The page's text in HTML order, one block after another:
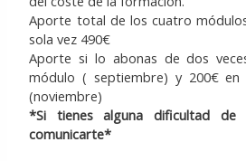
Aporte total de los cuatro
sola vez 490€
Aporte si lo abonas de dos
módulo ( septiembre) y 200€
(noviembre)
*Si tienes alguna dificultad
comunicarte*